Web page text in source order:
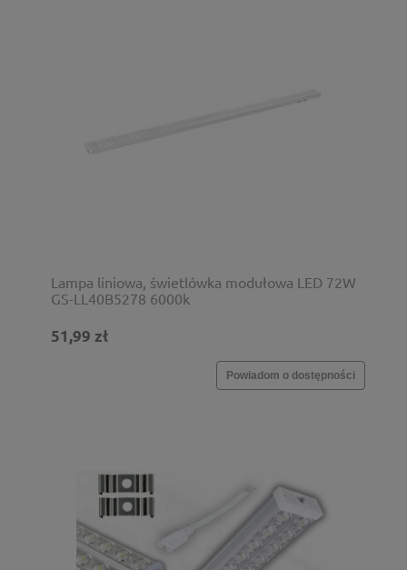
Lampa liniowa, świetlówka modułowa LED 72W
GS-LL40B5278 6000k
51,99 zł
Powiadom o dostępności